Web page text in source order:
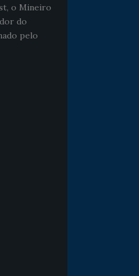
o Mineiro
do
pelo